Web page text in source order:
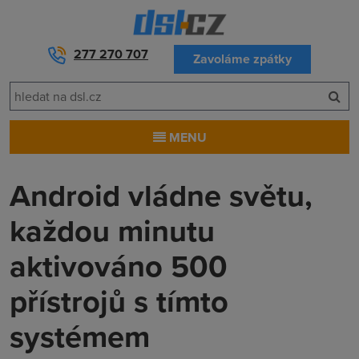
277 270 707 Zavoláme zpátky
MENU
Android vládne světu,
každou minutu
aktivováno 500
přístrojů s tímto
systémem